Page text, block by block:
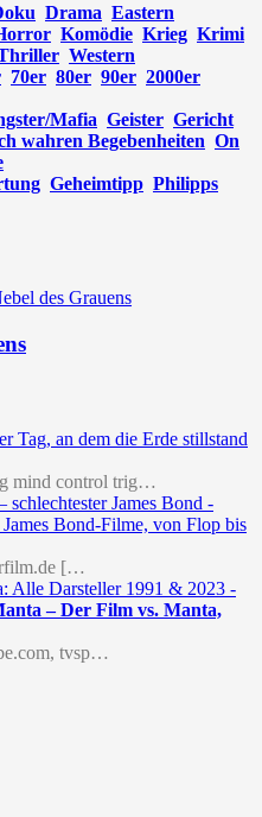
Drama Eastern
Komödie Krieg Krimi
Western
70er 80er 90er 2000er
Mafia Geister Gericht
wahren Begebenheiten On
Geheimtipp Philipps
Tag, an dem die Erde stillstand
mind control trig…
schlechtester James Bond -
Bond-Filme, von Flop bis
[…
Alle Darsteller 1991 & 2023 -
– Der Film vs. Manta,
tvsp…